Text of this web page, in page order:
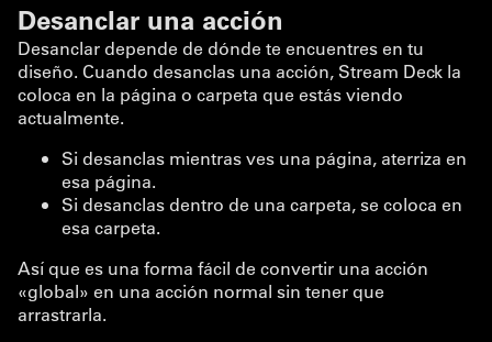
Desanclar una acción
Desanclar depende de dónde te encuentres en tu
diseño. Cuando desanclas una acción, Stream Deck la
coloca en la página o carpeta que estás viendo
actualmente.
Si desanclas mientras ves una página, aterriza en
esa página.
Si desanclas dentro de una carpeta, se coloca en
esa carpeta.
Así que es una forma fácil de convertir una acción
«global» en una acción normal sin tener que
arrastrarla.